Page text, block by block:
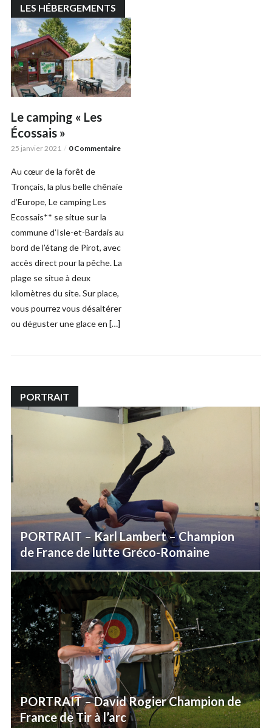
LES HÉBERGEMENTS
Le camping « Les
Écossais »
25 janvier 2021 0 Commentaire
Au cœur de la forêt de
Tronçais, la plus belle chênaie
d’Europe, Le camping Les
Ecossais** se situe sur la
commune d’Isle-et-Bardais au
bord de l’étang de Pirot, avec
accès direct pour la pêche. La
plage se situe à deux
kilomètres du site. Sur place,
vous pourrez vous désaltérer
ou déguster une glace en […]
PORTRAIT
PORTRAIT – Karl Lambert – Champion
de France de lutte Gréco-Romaine
PORTRAIT – David Rogier Champion de
France de Tir à l’arc